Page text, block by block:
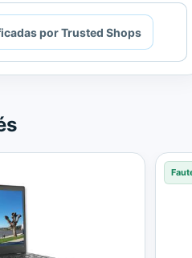
por Trusted Shops